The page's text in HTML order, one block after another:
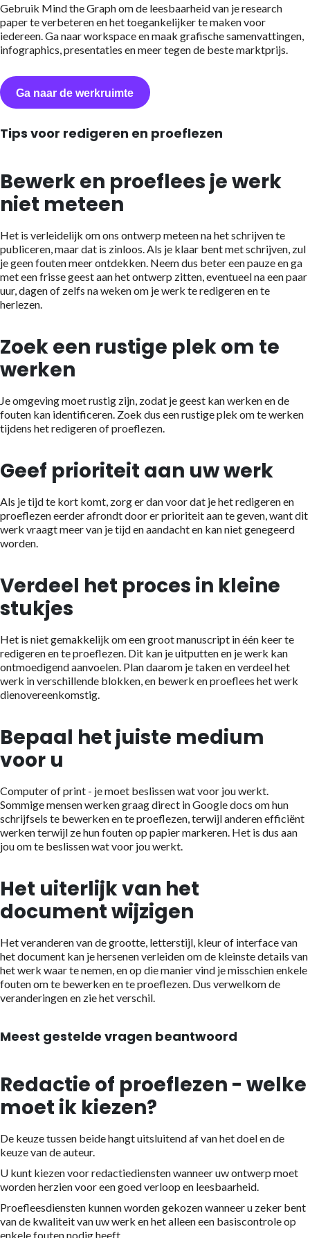
Gebruik Mind the Graph om de leesbaarheid van je research
paper te verbeteren en het toegankelijker te maken voor
iedereen. Ga naar workspace en maak grafische samenvattingen,
infographics, presentaties en meer tegen de beste marktprijs.
Ga naar de werkruimte
Tips voor redigeren en proeflezen
Bewerk en proeflees je werk
niet meteen
Het is verleidelijk om ons ontwerp meteen na het schrijven te
publiceren, maar dat is zinloos. Als je klaar bent met schrijven, zul
je geen fouten meer ontdekken. Neem dus beter een pauze en ga
met een frisse geest aan het ontwerp zitten, eventueel na een paar
uur, dagen of zelfs na weken om je werk te redigeren en te
herlezen.
Zoek een rustige plek om te
werken
Je omgeving moet rustig zijn, zodat je geest kan werken en de
fouten kan identificeren. Zoek dus een rustige plek om te werken
tijdens het redigeren of proeflezen.
Geef prioriteit aan uw werk
Als je tijd te kort komt, zorg er dan voor dat je het redigeren en
proeflezen eerder afrondt door er prioriteit aan te geven, want dit
werk vraagt meer van je tijd en aandacht en kan niet genegeerd
worden.
Verdeel het proces in kleine
stukjes
Het is niet gemakkelijk om een groot manuscript in één keer te
redigeren en te proeflezen. Dit kan je uitputten en je werk kan
ontmoedigend aanvoelen. Plan daarom je taken en verdeel het
werk in verschillende blokken, en bewerk en proeflees het werk
dienovereenkomstig.
Bepaal het juiste medium
voor u
Computer of print - je moet beslissen wat voor jou werkt.
Sommige mensen werken graag direct in Google docs om hun
schrijfsels te bewerken en te proeflezen, terwijl anderen efficiënt
werken terwijl ze hun fouten op papier markeren. Het is dus aan
jou om te beslissen wat voor jou werkt.
Het uiterlijk van het
document wijzigen
Het veranderen van de grootte, letterstijl, kleur of interface van
het document kan je hersenen verleiden om de kleinste details van
het werk waar te nemen, en op die manier vind je misschien enkele
fouten om te bewerken en te proeflezen. Dus verwelkom de
veranderingen en zie het verschil.
Meest gestelde vragen beantwoord
Redactie of proeflezen - welke
moet ik kiezen?
De keuze tussen beide hangt uitsluitend af van het doel en de
keuze van de auteur.
U kunt kiezen voor redactiediensten wanneer uw ontwerp moet
worden herzien voor een goed verloop en leesbaarheid.
Proefleesdiensten kunnen worden gekozen wanneer u zeker bent
van de kwaliteit van uw werk en het alleen een basiscontrole op
enkele fouten nodig heeft.